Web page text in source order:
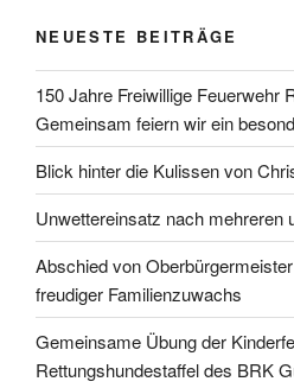
NEUESTE BEITRÄGE
150 Jahre Freiwillige Feuerwehr
Gemeinsam feiern wir ein
Blick hinter die Kulissen von
Unwettereinsatz nach mehreren
Abschied von
freudiger Familienzuwachs
Gemeinsame Übung der
Rettungshundestaffel des BRK